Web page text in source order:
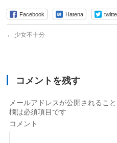
Facebook Hatena
← 少女不十分
コメントを残す
メールアドレスが公開されること
欄は必須項目です
コメント